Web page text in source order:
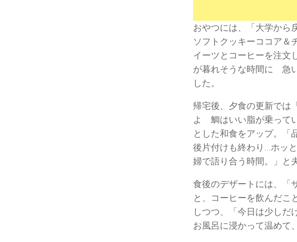
おやつには、「大学から
ソフトクッキーココア＆
イーツとコーヒーを注文
が暮れそうな時間に 急
した。
帰宅後、夕食の更新では
よ 鯛はいい脂が乗って
とした和食をアップ。「
後片付けも終わり…ホッ
婦で語り合う時間。」と
食後のデザートには、「
と、コーヒーを飲んだこ
しつつ、「今日は少しだ
お風呂に浸かって温めて